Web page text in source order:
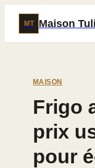
MT Maison
MAISON
Frigo
prix
pour